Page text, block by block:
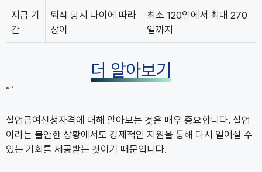
지급 기
간
퇴직 당시 나이에 따라
상이
최소 120일에서 최대 270
일까지
더 알아보기
“`
실업급여신청자격에 대해 알아보는 것은 매우 중요합니다. 실업
이라는 불안한 상황에서도 경제적인 지원을 통해 다시 일어설 수
있는 기회를 제공받는 것이기 때문입니다.